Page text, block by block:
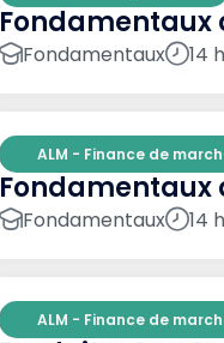
Fondamentaux
Fondamentaux 14
ALM - Finance de
Fondamentaux
Fondamentaux 14
ALM - Finance de